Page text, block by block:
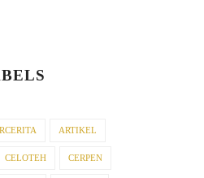
ARTIKEL
CELOTEH CERPEN